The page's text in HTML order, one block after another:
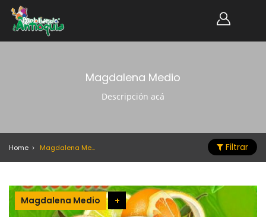
Magdalena Medio
Descripción acá
Home Magdalena Medio Filtrar
Magdalena Medio +